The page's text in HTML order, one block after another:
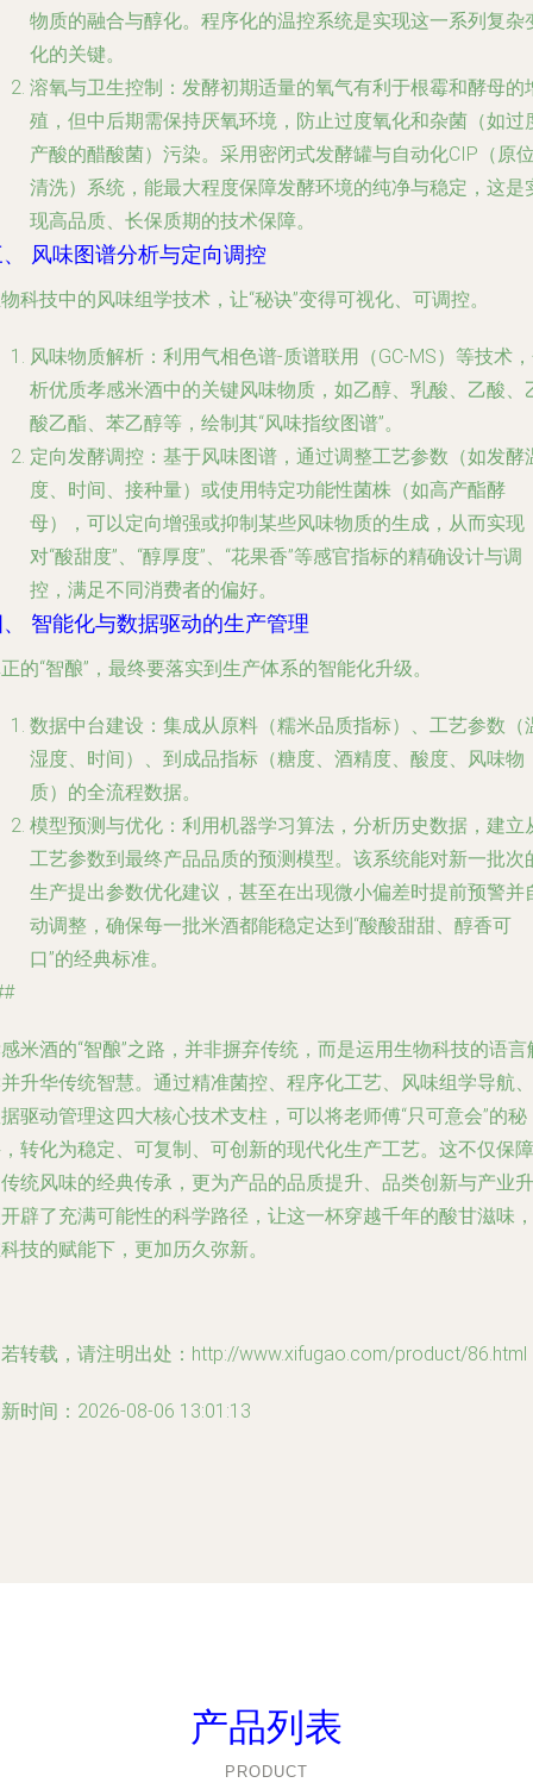
物质的融合与醇化。程序化的温控系统是实现这一系列复杂
化的关键。
溶氧与卫生控制 ：发酵初期适量的氧气有利于根霉和酵母的
殖，但中后期需保持厌氧环境，防止过度氧化和杂菌（如过
产酸的醋酸菌）污染。采用密闭式发酵罐与自动化CIP（原
清洗）系统，能最大程度保障发酵环境的纯净与稳定，这是
现高品质、长保质期的技术保障。
风味图谱分析与定向调控
科技中的风味组学技术，让“秘诀”变得可视化、可调控。
风味物质解析 ：利用气相色谱-质谱联用（GC-MS）等技术
析优质孝感米酒中的关键风味物质，如乙醇、乳酸、乙酸、
酸乙酯、苯乙醇等，绘制其“风味指纹图谱”。
定向发酵调控 ：基于风味图谱，通过调整工艺参数（如发酵
度、时间、接种量）或使用特定功能性菌株（如高产酯酵
母），可以定向增强或抑制某些风味物质的生成，从而实现
对“酸甜度”、“醇厚度”、“花果香”等感官指标的精确设计与调
控，满足不同消费者的偏好。
智能化与数据驱动的生产管理
的“智酿”，最终要落实到生产体系的智能化升级。
数据中台建设 ：集成从原料（糯米品质指标）、工艺参数（
湿度、时间）、到成品指标（糖度、酒精度、酸度、风味物
质）的全流程数据。
模型预测与优化 ：利用机器学习算法，分析历史数据，建立
工艺参数到最终产品品质的预测模型。该系统能对新一批次
生产提出参数优化建议，甚至在出现微小偏差时提前预警并
动调整，确保每一批米酒都能稳定达到“酸酸甜甜、醇香可
口”的经典标准。
米酒的“智酿”之路，并非摒弃传统，而是运用生物科技的语言
升华传统智慧。通过精准菌控、程序化工艺、风味组学导航、
驱动管理这四大核心技术支柱，可以将老师傅“只可意会”的秘
转化为稳定、可复制、可创新的现代化生产工艺。这不仅保障
统风味的经典传承，更为产品的品质提升、品类创新与产业升
辟了充满可能性的科学路径，让这一杯穿越千年的酸甘滋味，
技的赋能下，更加历久弥新。
转载，请注明出处：http://www.xifugao.com/product/86.html
时间：2026-08-06 13:01:13
产品列表
PRODUCT